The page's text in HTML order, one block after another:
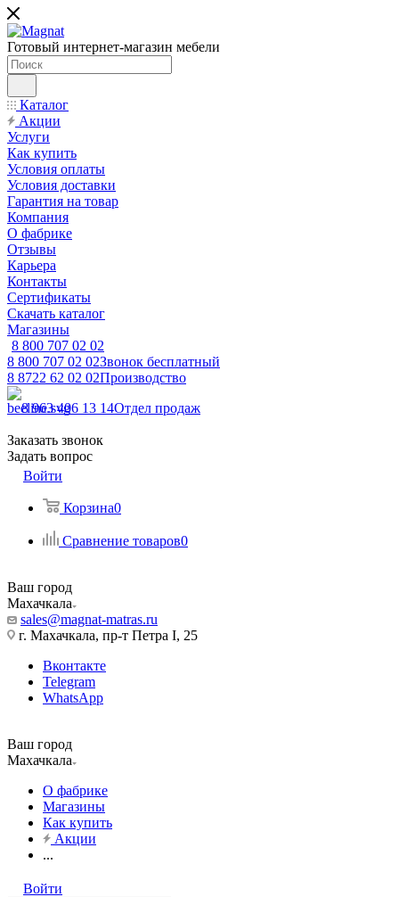
Готовый интернет-магазин мебели
Каталог
Акции
Услуги
Как купить
Условия оплаты
Условия доставки
Гарантия на товар
Компания
О фабрике
Отзывы
Карьера
Контакты
Сертификаты
Скачать каталог
Магазины
8 800 707 02 02
8 800 707 02 02Звонок бесплатный
8 8722 62 02 02Производство
8 963 406 13 14Отдел продаж
Заказать звонок
Задать вопрос
Войти
Корзина0
Сравнение товаров0
Ваш город
Махачкала
sales@magnat-matras.ru
г. Махачкала, пр-т Петра I, 25
Вконтакте
Telegram
WhatsApp
Ваш город
Махачкала
О фабрике
Магазины
Как купить
Акции
...
Войти